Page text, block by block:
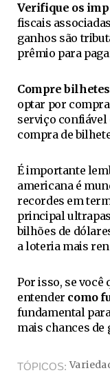
Verifique os
fiscais
ganhos são
prêmio para
Compre
optar por
serviço confiável
compra de
É importante
americana é
recordes em
principal
bilhões de
a loteria mais
Por isso, se você
entender como
fundamental
mais chances de
TÓPICOS